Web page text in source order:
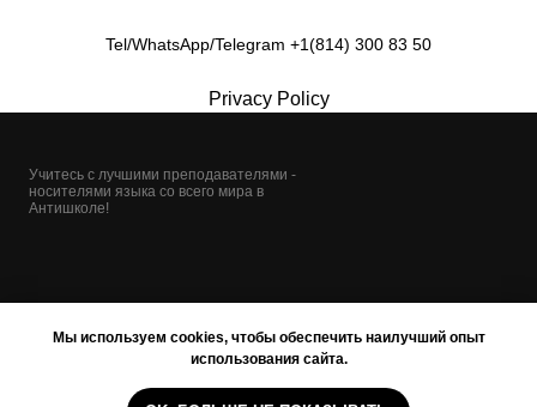
Мы используем cookies, чтобы обеспечить наилучший опыт
использования сайта.
Tel/WhatsApp/Telegram +1(814) 300 83 50
Privacy Policy
Учитесь с лучшими преподавателями -
носителями языка со всего мира в
Антишколе!